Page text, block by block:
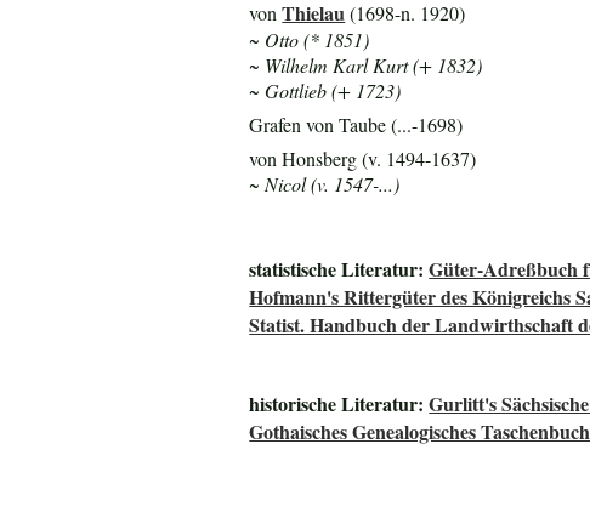
vonThielau(1698-n. 1920)
~ Otto (* 1851)
~ Wilhelm Karl Kurt (+ 1832)
~ Gottlieb (+ 1723)
Grafen von Taube (...-1698)
von Honsberg (v. 1494-1637)
~ Nicol (v. 1547-...)
statistische Literatur:Güter-Adreßbuch
Hofmann's Rittergüter des Königreichs
Statist. Handbuch der Landwirthschaft
historische Literatur:Gurlitt's
Gothaisches Genealogisches